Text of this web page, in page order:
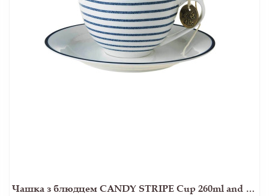
Чашка з блюдцем CANDY STRIPE Cup 260ml and Saucer Ø15 (Blue)